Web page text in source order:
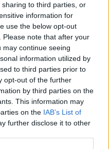
to third parties, or
information for
use the below opt-out
note that after your
continue seeing
information utilized by
to third parties prior to
opt-out of the further
by third parties on the
This information may
on the IAB’s List of
further disclose it to other